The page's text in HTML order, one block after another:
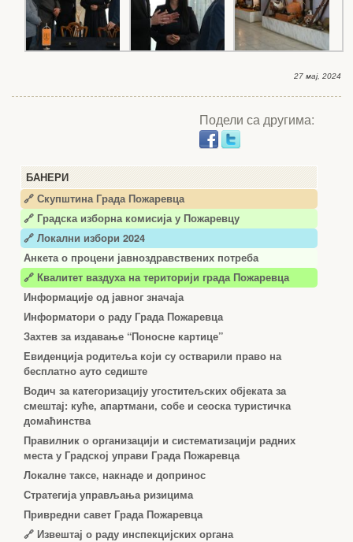
БАНЕРИ
🔗 Скупштина Града Пожаревца
🔗 Градска изборна комисија у Пожаревцу
🔗 Локални избори 2024
Анкета о процени јавноздравствених потреба
🔗 Квалитет ваздуха на територији града Пожаревца
Информације од јавног значаја
Информатори о раду Града Пожаревца
Захтев за издавање “Поносне картице”
Евиденција родитеља који су остварили право на
бесплатно ауто седиште
Водич за категоризацију угоститељских објеката за
смештај: куће, апартмани, собе и сеоска туристичка
домаћинства
Правилник о организацији и систематизацији радних
места у Градској управи Града Пожаревца
Локалне таксе, накнаде и допринос
Стратегија управљања ризицима
Привредни савет Града Пожаревца
🔗 Извештај о раду инспекцијских органа
27 мај, 2024
Подели са другима: